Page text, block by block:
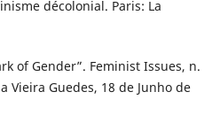
décolonial. Paris: La
of Gender”. Feminist Issues, n.
Vieira Guedes, 18 de Junho de